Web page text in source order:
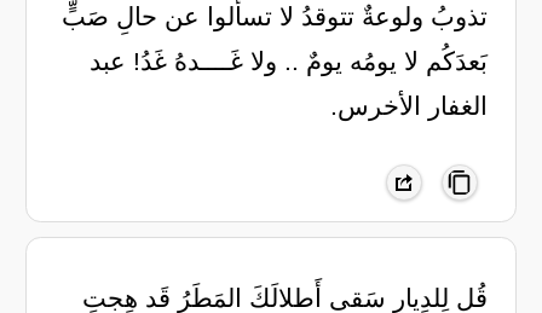
تذوبُ ولوعةٌ تتوقدُ لا تسألوا عن حالِ صَبٍّ
بَعدَكُم لا يومُه يومٌ .. ولا غَــــدهُ غَدُ! عبد
الغفار الأخرس.
قُل لِلدِيارِ سَقى أَطلالَكَ المَطَرُ قَد هِجتِ